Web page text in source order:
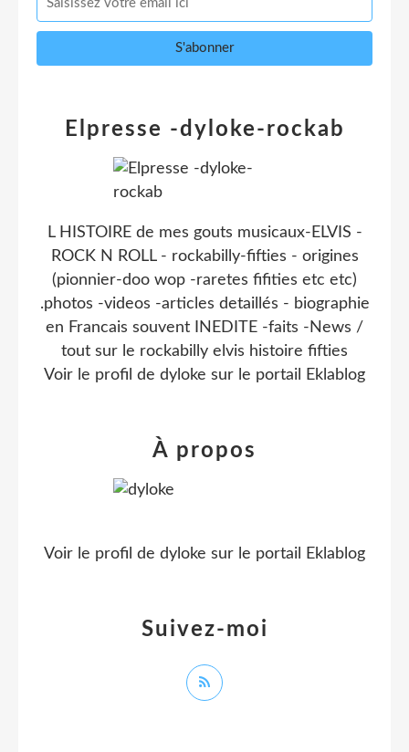
Elpresse -dyloke-rockab
L HISTOIRE de mes gouts musicaux-ELVIS -
ROCK N ROLL - rockabilly-fifties - origines
(pionnier-doo wop -raretes fifities etc etc)
.photos -videos -articles detaillés - biographie
en Francais souvent INEDITE -faits -News /
tout sur le rockabilly elvis histoire fifties
Voir le profil de dyloke sur le portail Eklablog
Suivez-moi
À propos
Voir le profil de dyloke sur le portail Eklablog